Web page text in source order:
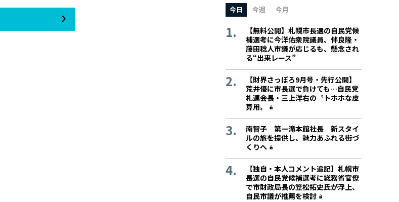
今日 今週 今月
【無料公開】札幌市長選の自民党候
補選考に今洋佑衆院議員、伴良隆・
藤田稔人市議が応じるも、懸念され
る“出来レース”
【財界さっぽろ9月号・先行公開】
荒井優に市長選で負けても…自民党
札連会長・三上洋右の〝トホホな皮
算用〟
南智子 第一滝本館社長 新スタイ
ルの旅を提供し、魅力あふれる街づ
くりへ
【独自・本人コメント追記】札幌市
長選の自民党候補選考に総務省官僚
で市財政局長の笠松拓史氏が浮上、
自民市議が推薦を検討